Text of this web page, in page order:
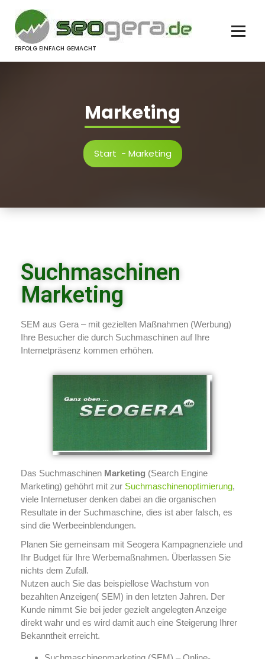
springen
ERFOLG EINFACH GEMACHT
Marketing
Start - Marketing
Suchmaschinen
Marketing
SEM aus Gera – mit gezielten Maßnahmen (Werbung)
Ihre Besucher die durch Suchmaschinen auf Ihre
Internetpräsenz kommen erhöhen.
Das Suchmaschinen Marketing (Search Engine
Marketing) gehöhrt mit zur Suchmaschinenoptimierung,
viele Internetuser denken dabei an die organischen
Resultate in der Suchmaschine, dies ist aber falsch, es
sind die Werbeeinblendungen.
Planen Sie gemeinsam mit Seogera Kampagnenziele und
Ihr Budget für Ihre Werbemaßnahmen. Überlassen Sie
nichts dem Zufall.
Nutzen auch Sie das beispiellose Wachstum von
bezahlten Anzeigen( SEM) in den letzten Jahren. Der
Kunde nimmt Sie bei jeder gezielt angelegten Anzeige
direkt wahr und es wird damit auch eine Steigerung Ihrer
Bekanntheit erreicht.